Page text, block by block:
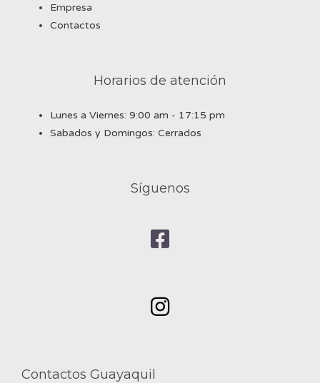
Empresa
Contactos
Horarios de atención
Lunes a Viernes: 9:00 am - 17:15 pm
Sabados y Domingos: Cerrados
Síguenos
Contactos Guayaquil